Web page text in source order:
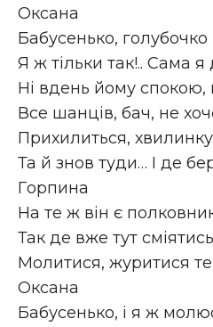
Оксана
Бабусенько, голубочко
Я ж тільки так!.. Сама я
Ні вдень йому спокою,
Все шанців, бач, не
Прихилиться,
Та й знов туди… І де
Гopпина
На те ж він є
Так де вже тут
Молитися, журитися
Оксана
Бабусенько, і я ж